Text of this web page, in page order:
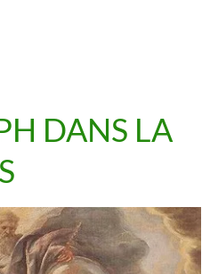
DANS LA